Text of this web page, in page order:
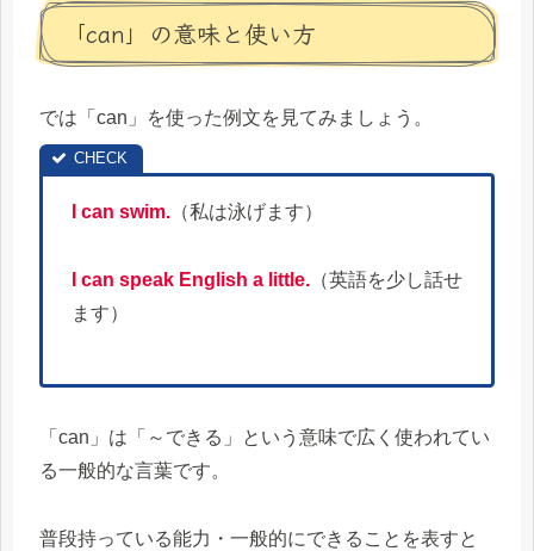
「can」の意味と使い方
では「can」を使った例文を見てみましょう。
I can swim. （私は泳げます）
I can speak English a little. （英語を少し話せ
ます）
「can」は「～できる」という意味で広く使われてい
る一般的な言葉です。
普段持っている能力・一般的にできることを表すと